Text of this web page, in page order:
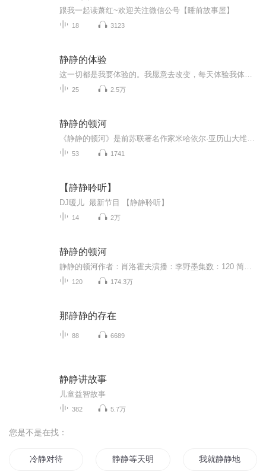
跟我一起读萧红~欢迎关注微信公号【睡前故事屋】
18 3123
静静的体验
25 2.5万
静静的顿河
53 1741
【静静聆听】
DJ暖儿 最新节目 【静静聆听】
14 2万
静静的顿河
120 174.3万
那静静的存在
88 6689
静静讲故事
儿童益智故事
382 5.7万
您是不是在找：
冷静对待 静静等天明 我就静静地看着你